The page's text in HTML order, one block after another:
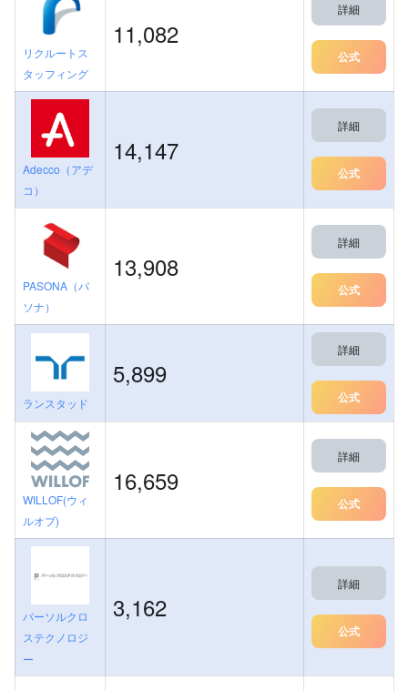
リクルートス
タッフィング
11,082
詳細
公式
Adecco（アデ
コ）
14,147
詳細
公式
PASONA（パ
ソナ）
13,908
詳細
公式
ランスタッド
5,899
詳細
公式
WILLOF(ウィ
ルオブ)
16,659
詳細
公式
パーソルクロ
ステクノロジ
ー
3,162
詳細
公式